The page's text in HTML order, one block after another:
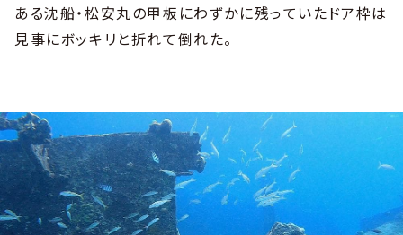
ある沈船・松安丸の甲板にわずかに残っていたドア枠は
見事にボッキリと折れて倒れた。